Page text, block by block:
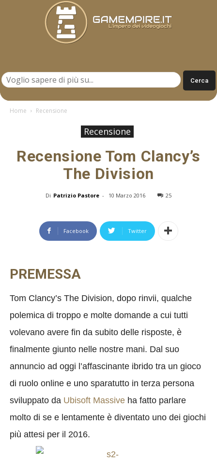
Home Recensione
Recensione
Recensione Tom Clancy’s
The Division
Di Patrizio Pastore - 10 Marzo 2016 25
Facebook Twitter
PREMESSA
Tom Clancy’s The Division, dopo rinvii, qualche
polemica di troppo e molte domande a cui tutti
volevano avere fin da subito delle risposte, è
finalmente giunto nelle nostre mani. Dal suo
annuncio ad oggi l’affascinante ibrido tra un gioco
di ruolo online e uno sparatutto in terza persona
sviluppato da Ubisoft Massive ha fatto parlare
molto di se e lentamente è diventato uno dei giochi
più attesi per il 2016.